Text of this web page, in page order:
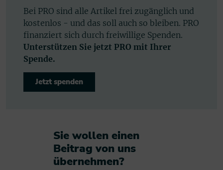
Bei PRO sind alle Artikel frei zugänglich und
kostenlos - und das soll auch so bleiben. PRO
finanziert sich durch freiwillige Spenden.
Unterstützen Sie jetzt PRO mit Ihrer
Spende.
Jetzt spenden
Sie wollen einen
Beitrag von uns
übernehmen?​